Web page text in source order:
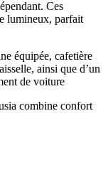
Ces
lumineux, parfait
équipée, cafetière
ainsi que d’un
de voiture
combine confort